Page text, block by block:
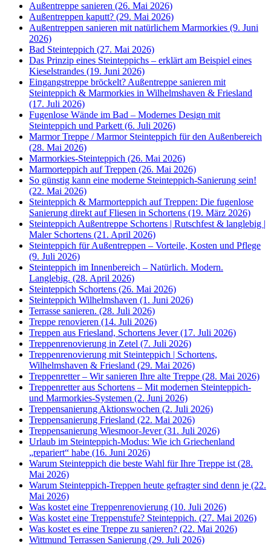
Außentreppe sanieren (26. Mai 2026)
Außentreppen kaputt? (29. Mai 2026)
Außentreppen sanieren mit natürlichem Marmorkies (9. Juni
2026)
Bad Steinteppich (27. Mai 2026)
Das Prinzip eines Steinteppichs – erklärt am Beispiel eines
Kieselstrandes (19. Juni 2026)
Eingangstreppe bröckelt? Außentreppe sanieren mit
Steinteppich & Marmorkies in Wilhelmshaven & Friesland
(17. Juli 2026)
Fugenlose Wände im Bad – Modernes Design mit
Steinteppich und Parkett (6. Juli 2026)
Marmor Treppe / Marmor Steinteppich für den Außenbereich
(28. Mai 2026)
Marmorkies-Steinteppich (26. Mai 2026)
Marmorteppich auf Treppen (26. Mai 2026)
So günstig kann eine moderne Steinteppich-Sanierung sein!
(22. Mai 2026)
Steinteppich & Marmorteppich auf Treppen: Die fugenlose
Sanierung direkt auf Fliesen in Schortens (19. März 2026)
Steinteppich Außentreppe Schortens | Rutschfest & langlebig |
Maler Schortens (21. April 2026)
Steinteppich für Außentreppen – Vorteile, Kosten und Pflege
(9. Juli 2026)
Steinteppich im Innenbereich – Natürlich. Modern.
Langlebig. (28. April 2026)
Steinteppich Schortens (26. Mai 2026)
Steinteppich Wilhelmshaven (1. Juni 2026)
Terrasse sanieren. (28. Juli 2026)
Treppe renovieren (14. Juli 2026)
Treppen aus Friesland, Schortens Jever (17. Juli 2026)
Treppenrenovierung in Zetel (7. Juli 2026)
Treppenrenovierung mit Steinteppich | Schortens,
Wilhelmshaven & Friesland (29. Mai 2026)
Treppenretter – Wir sanieren Ihre alte Treppe (28. Mai 2026)
Treppenretter aus Schortens – Mit modernen Steinteppich-
und Marmorkies-Systemen (2. Juni 2026)
Treppensanierung Aktionswochen (2. Juli 2026)
Treppensanierung Friesland (22. Mai 2026)
Treppensanierung Wiesmoor-Jever (31. Juli 2026)
Urlaub im Steinteppich-Modus: Wie ich Griechenland
„repariert“ habe (16. Juni 2026)
Warum Steinteppich die beste Wahl für Ihre Treppe ist (28.
Mai 2026)
Warum Steinteppich-Treppen heute gefragter sind denn je (22.
Mai 2026)
Was kostet eine Treppenrenovierung (10. Juli 2026)
Was kostet eine Treppenstufe? Steinteppich. (27. Mai 2026)
Was kostet es eine Treppe zu sanieren? (22. Mai 2026)
Wittmund Terrassen Sanierung (29. Juli 2026)